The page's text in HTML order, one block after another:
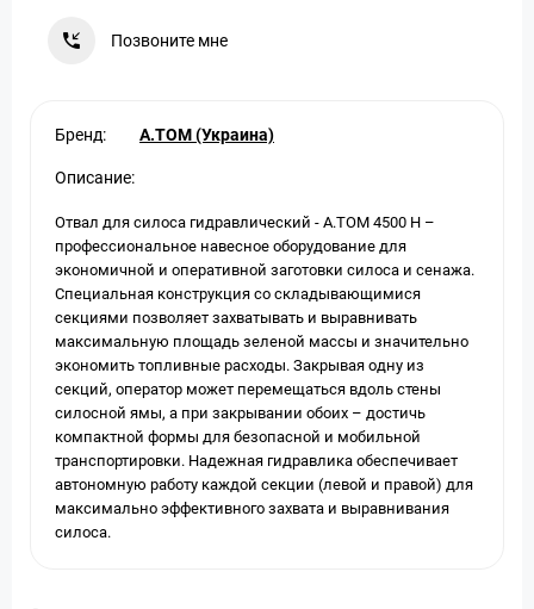
Позвоните мне
Бренд: A.TOM (Украина)
Описание:
Отвал для силоса гидравлический - А.ТОМ 4500 H –
профессиональное навесное оборудование для
экономичной и оперативной заготовки силоса и сенажа.
Специальная конструкция со складывающимися
секциями позволяет захватывать и выравнивать
максимальную площадь зеленой массы и значительно
экономить топливные расходы. Закрывая одну из
секций, оператор может перемещаться вдоль стены
силосной ямы, а при закрывании обоих – достичь
компактной формы для безопасной и мобильной
транспортировки. Надежная гидравлика обеспечивает
автономную работу каждой секции (левой и правой) для
максимально эффективного захвата и выравнивания
силоса.